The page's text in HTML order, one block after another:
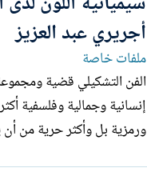
يروم...
أجريري عبد العزيز
ملفات خاصة
الفن التشكيلي قضية
إنسانية وجمالية وفلسفية
ورمزية بل وأكثر حرية من